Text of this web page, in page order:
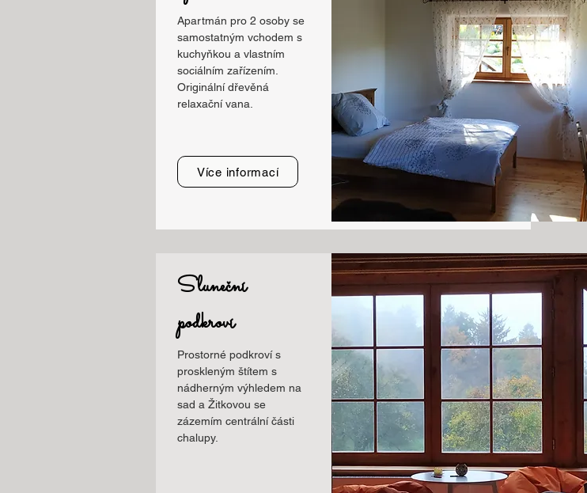
Apartmán pro 2 osoby se
samostatným vchodem s
kuchyňkou a vlastním
sociálním zařízením.
Originální dřevěná
relaxační vana.
Více informací
Sluneční
podkroví
Prostorné podkroví s
proskleným štítem s
nádherným výhledem na
sad a Žitkovou se
zázemím centrální části
chalupy.